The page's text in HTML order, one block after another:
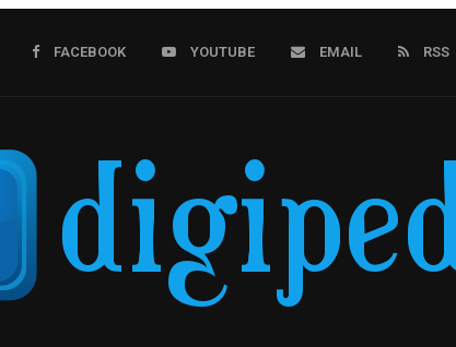
FACEBOOK YOUTUBE EMAIL RSS